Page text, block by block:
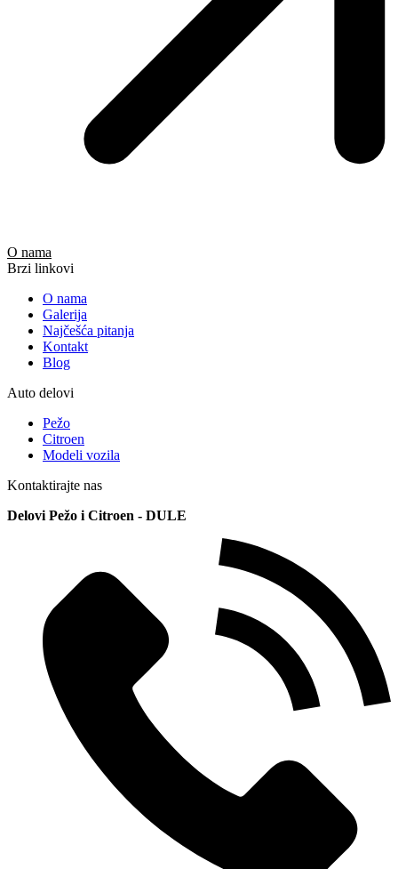
O nama
Brzi linkovi
O nama
Galerija
Najčešća pitanja
Kontakt
Blog
Auto delovi
Pežo
Citroen
Modeli vozila
Kontaktirajte nas
Delovi Pežo i Citroen - DULE